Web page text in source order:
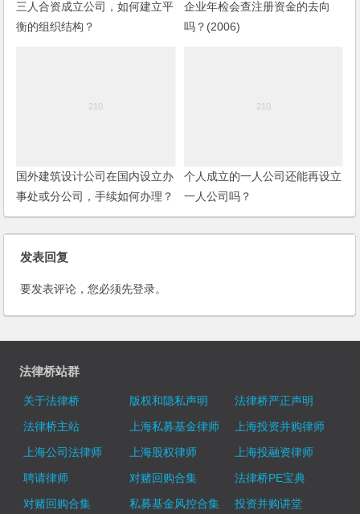
三人合资成立公司，如何建立平
衡的组织结构？
企业年检会查注册资金的去向
吗？(2006)
国外建筑设计公司在国内设立办
事处或分公司，手续如何办理？
“经常项目下的账户”和“资本项目
下的账户”有什么区别呢？办事
处可以开具正规发票吗？办事处
个人成立的一人公司还能再设立
一人公司吗？
发表回复
要发表评论，您必须先登录。
法律桥站群
关于法律桥 版权和隐私声明
法律桥严正声明
法律桥主站
上海私募基金律师
上海投资并购律师
上海公司法律师
上海股权律师
上海投融资律师
聘请律师
对赌回购合集
法律桥PE宝典
对赌回购合集
私募基金风控合集
投资并购讲堂